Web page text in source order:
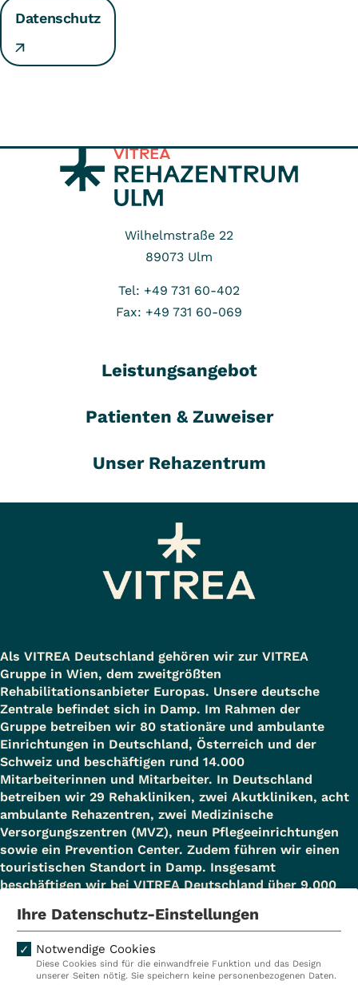
Datenschutz
Wilhelmstraße 22
89073 Ulm
Tel: +49 731 60-402
Fax: +49 731 60-069
Leistungsangebot
Patienten & Zuweiser
Unser Rehazentrum
Als VITREA Deutschland gehören wir zur VITREA
Gruppe in Wien, dem zweitgrößten
Rehabilitationsanbieter Europas. Unsere deutsche
Zentrale befindet sich in Damp. Im Rahmen der
Gruppe betreiben wir 80 stationäre und ambulante
Einrichtungen in Deutschland, Österreich und der
Schweiz und beschäftigen rund 14.000
Mitarbeiterinnen und Mitarbeiter. In Deutschland
betreiben wir 29 Rehakliniken, zwei Akutkliniken, acht
ambulante Rehazentren, zwei Medizinische
Versorgungszentren (MVZ), neun Pflegeeinrichtungen
sowie ein Prevention Center. Zudem führen wir einen
touristischen Standort in Damp. Insgesamt
beschäftigen wir bei VITREA Deutschland über 9.000
Kliniken Ambulant
Ihre Datenschutz-Einstellungen
Notwendige Cookies
Diese Cookies sind für die einwandfreie Funktion und das Design
unserer Seiten nötig. Sie speichern keine personenbezogenen Daten.